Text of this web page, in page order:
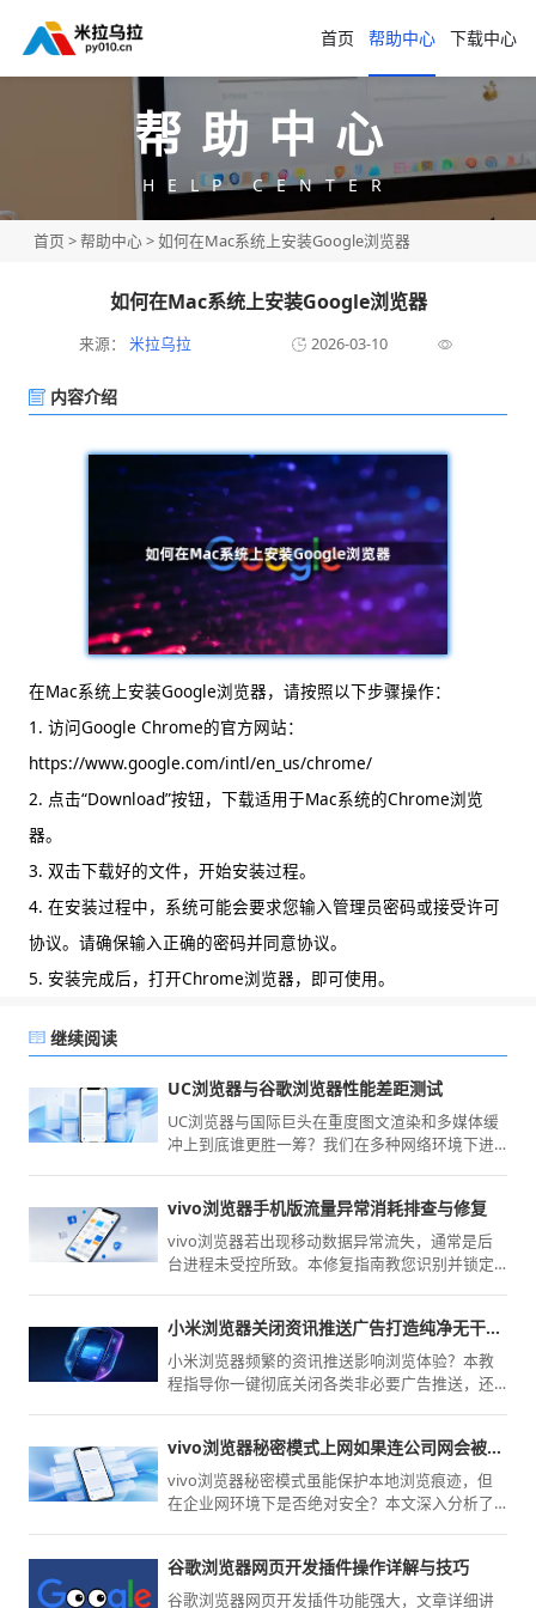
首页 帮助中心 下载中心
帮助中心
HELP CENTER
首页 >帮助中心> 如何在Mac系统上安装Google浏览器
如何在Mac系统上安装Google浏览器
来源： 米拉乌拉 2026-03-10
内容介绍
在Mac系统上安装Google浏览器，请按照以下步骤操作：
1. 访问Google Chrome的官方网站：
https://www.google.com/intl/en_us/chrome/
2. 点击“Download”按钮，下载适用于Mac系统的Chrome浏览
器。
3. 双击下载好的文件，开始安装过程。
4. 在安装过程中，系统可能会要求您输入管理员密码或接受许可
协议。请确保输入正确的密码并同意协议。
5. 安装完成后，打开Chrome浏览器，即可使用。
继续阅读
UC浏览器与谷歌浏览器性能差距测试
UC浏览器与国际巨头在重度图文渲染和多媒体缓
冲上到底谁更胜一筹？我们在多种网络环境下进
助您告别白屏。
vivo浏览器手机版流量异常消耗排查与修复
vivo浏览器若出现移动数据异常流失，通常是后
台进程未受控所致。本修复指南教您识别并锁定
小米浏览器关闭资讯推送广告打造纯净无干扰浏览环境
小米浏览器频繁的资讯推送影响浏览体验？本教
程指导你一键彻底关闭各类非必要广告推送，还
vivo浏览器秘密模式上网如果连公司网会被抓包吗
vivo浏览器秘密模式虽能保护本地浏览痕迹，但
在企业网环境下是否绝对安全？本文深入分析了
了解该模式的实际防护能力与局限性。
谷歌浏览器网页开发插件操作详解与技巧
谷歌浏览器网页开发插件功能强大，文章详细讲